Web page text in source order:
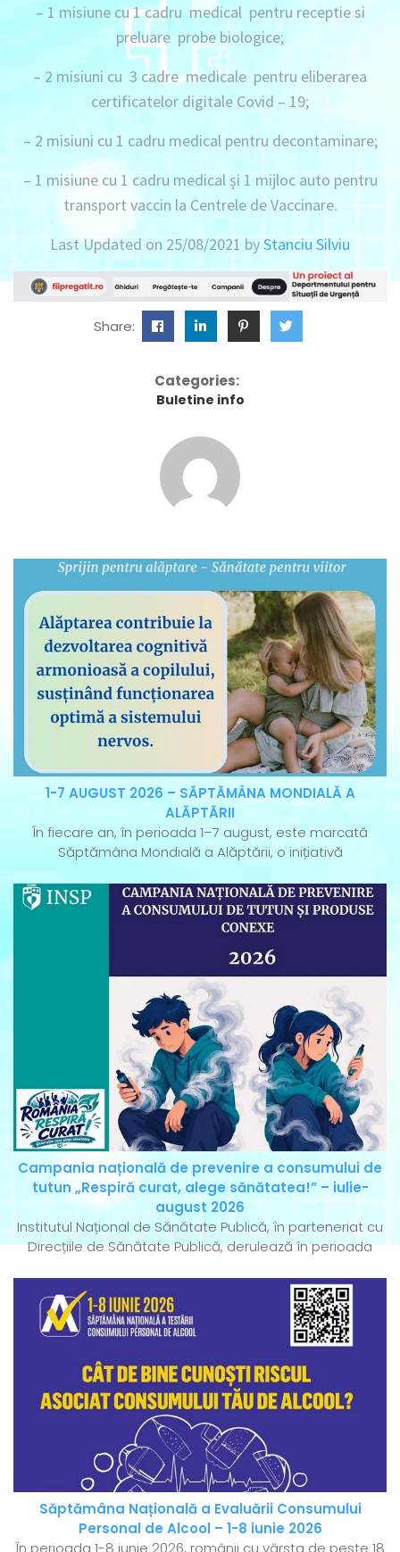
– 1 misiunecu1 cadru medical pentru receptie si
preluare probe biologice;
– 2 misiuni cu 3 cadre medicale pentru eliberarea
certificatelor digitale Covid – 19;
– 2 misiuni cu 1 cadru medical pentru decontaminare;
– 1 misiunecu 1 cadru medical și 1 mijloc auto pentru
transport vaccin la Centrele de Vaccinare.
Last Updated on 25/08/2021 byStanciu Silviu
Share:
Categories:
Buletine info
1-7 AUGUST 2026 – SĂPTĂMÂNA MONDIALĂ A
ALĂPTĂRII
În fiecare an, în perioada 1–7 august, este marcată
Săptămâna Mondială a Alăptării, o inițiativă
Campania națională de prevenire a consumului de
tutun „Respiră curat, alege sănătatea!” – iulie-
august 2026
Institutul Național de Sănătate Publică, în parteneriat cu
Direcțiile de Sănătate Publică, derulează în perioada
Săptămâna Națională a Evaluării Consumului
Personal de Alcool – 1-8 iunie 2026
În perioada 1-8 iunie 2026, românii cu vârsta de peste 18